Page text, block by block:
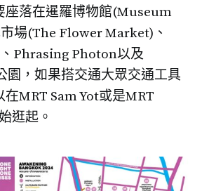
座落在暹羅博物館(Museum
場(The Flower Market)、
Phrasing Photon以及
，如果搭交通大眾交通工具
MRT Sam Yot或是MRT
逛起。